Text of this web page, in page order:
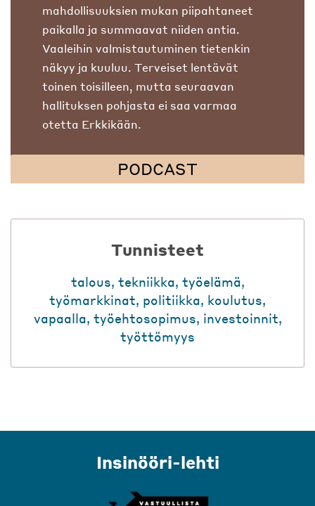
mahdollisuuksien mukan piipahtaneet
paikalla ja summaavat niiden antia.
Vaaleihin valmistautuminen tietenkin
näkyy ja kuuluu. Terveiset lentävät
toinen toisilleen, mutta seuraavan
hallituksen pohjasta ei saa varmaa
otetta Erkkikään.
PODCAST
Tunnisteet
talous, tekniikka, työelämä,
työmarkkinat, politiikka, koulutus,
vapaalla, työehtosopimus, investoinnit,
työttömyys
Insinööri-lehti